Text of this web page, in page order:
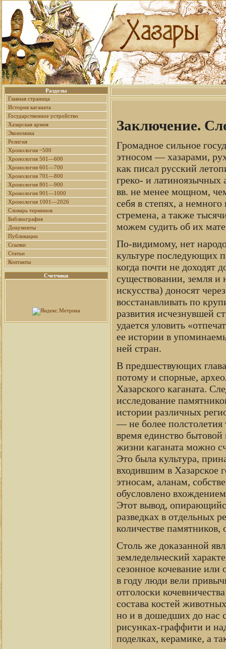
Разделы
Главная страница
История каганата
Государственное устройство
Хазарская армия
Экономика
Религия
Хронология ~500
Хронология 501—600
Хронология 601—700
Хронология 701—800
Хронология 801—900
Хронология 901—1000
Хронология 1001—2026
Словарь терминов
Библиография
Документы
Публикации
Ссылки
Статьи
Контакты
Счетчики
Заключение.
Громадное сильное
этносом — хазарами,
как писал русский
греко- и
вв. не менее мощном,
себя в степях, а
стремена, а также
можем судить об их
По-видимому, нет
культуре последующих
когда почти не доходят
существовании, земля
искусства) доносят
восстанавливать по
развития исчезнувшей
удается уловить
ее истории в
ней стран.
В предшествующих
потому и спорные,
Хазарского каганата.
исследование
истории различных
— не более полстолетия
время единство бытовой
жизни каганата можно
Это была культура,
входившим в Хазарское
этносам, аланам,
обусловлено
Этот вывод,
разведках в отдельных
количестве
Столь же доказанной
земледельческий
сезонное кочевание или
в году люди вели
отголоски
состава костей
но и в дошедших до нас
рисунках-граффити и
поделках, керамике, а